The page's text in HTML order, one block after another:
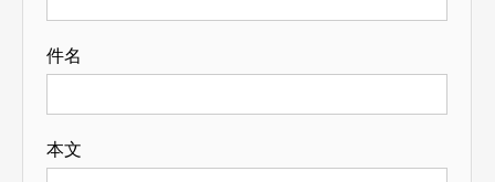
件名
本文